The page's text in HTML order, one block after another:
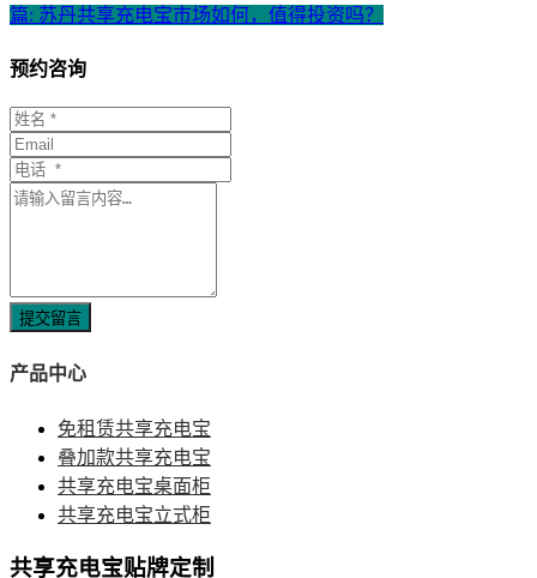
篇: 苏丹共享充电宝市场如何，值得投资吗？
预约咨询
提交留言
产品中心
免租赁共享充电宝
叠加款共享充电宝
共享充电宝桌面柜
共享充电宝立式柜
共享充电宝贴牌定制